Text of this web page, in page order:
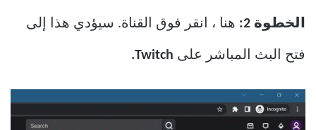
الخطوة 2: هنا ، انقر فوق القناة. سيؤدي هذا إلى
فتح البث المباشر على Twitch.